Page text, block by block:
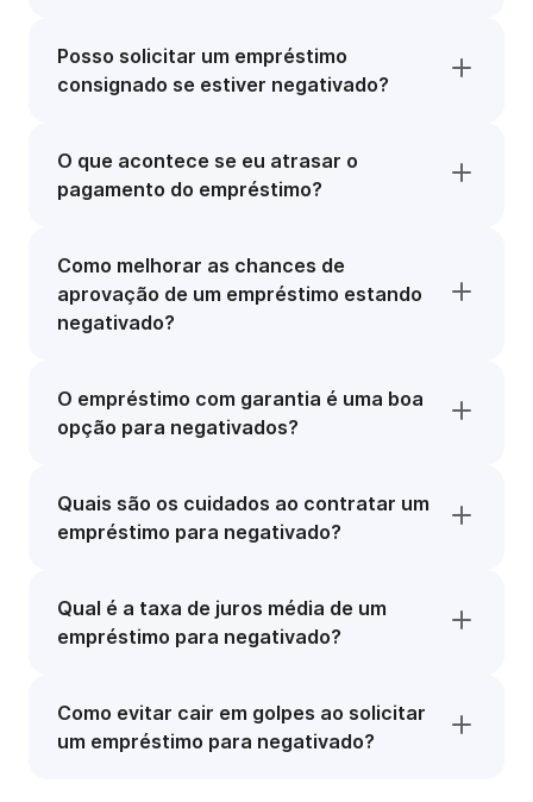
Posso solicitar um empréstimo
consignado se estiver negativado?
O que acontece se eu atrasar o
pagamento do empréstimo?
Como melhorar as chances de
aprovação de um empréstimo estando
negativado?
O empréstimo com garantia é uma boa
opção para negativados?
Quais são os cuidados ao contratar um
empréstimo para negativado?
Qual é a taxa de juros média de um
empréstimo para negativado?
Como evitar cair em golpes ao solicitar
um empréstimo para negativado?